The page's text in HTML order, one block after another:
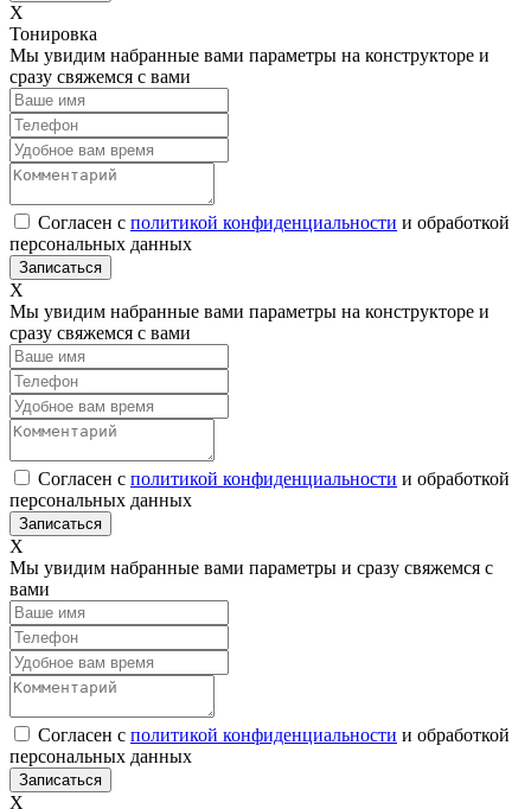
Х
Тонировка
Мы увидим набранные вами параметры на конструкторе и
сразу свяжемся с вами
Согласен с политикой конфиденциальности и обработкой
персональных данных
Х
Мы увидим набранные вами параметры на конструкторе и
сразу свяжемся с вами
Согласен с политикой конфиденциальности и обработкой
персональных данных
Х
Мы увидим набранные вами параметры и сразу свяжемся с
вами
Согласен с политикой конфиденциальности и обработкой
персональных данных
Х